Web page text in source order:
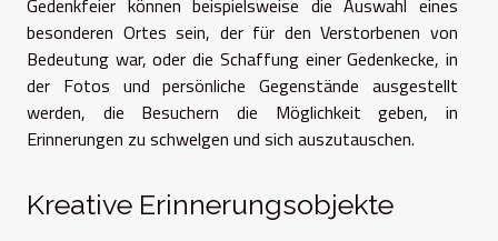
Gedenkfeier können beispielsweise die Auswahl eines
besonderen Ortes sein, der für den Verstorbenen von
Bedeutung war, oder die Schaffung einer Gedenkecke, in
der Fotos und persönliche Gegenstände ausgestellt
werden, die Besuchern die Möglichkeit geben, in
Erinnerungen zu schwelgen und sich auszutauschen.
Kreative Erinnerungsobjekte